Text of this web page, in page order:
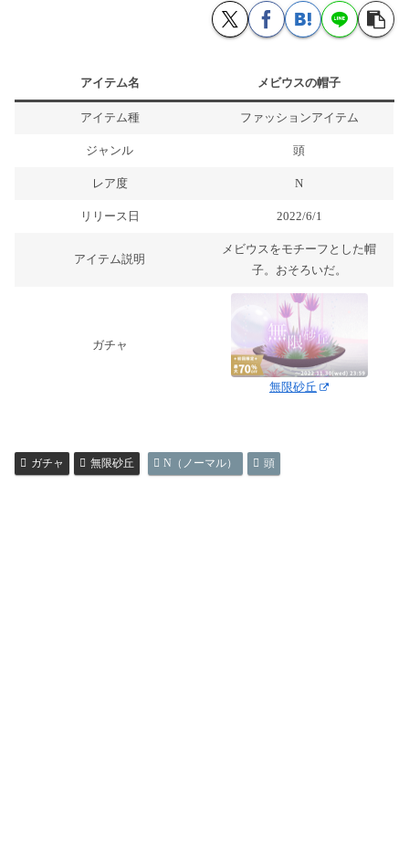
アイテム名 メビウスの帽子
アイテム種 ファッションアイテム
ジャンル 頭
レア度 N
リリース日 2022/6/1
アイテム説明
メビウスをモチーフとした帽
子。おそろいだ。
ガチャ
無限砂丘
ガチャ 無限砂丘 N（ノーマル） 頭